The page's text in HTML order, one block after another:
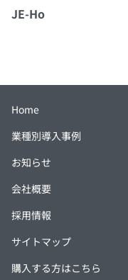
JE-Ho
Home
業種別導入事例
お知らせ
会社概要
採用情報
サイトマップ
購入する方はこちら